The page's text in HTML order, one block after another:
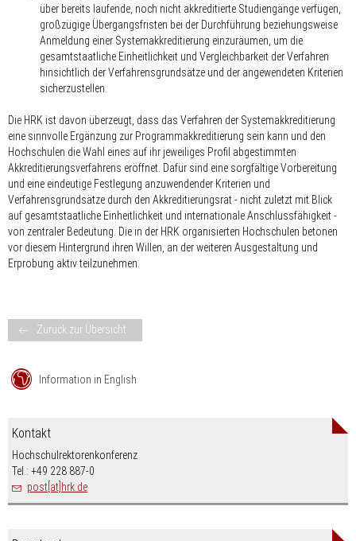
über bereits laufende, noch nicht akkreditierte Studiengänge verfügen,
großzügige Übergangsfristen bei der Durchführung beziehungsweise
Anmeldung einer Systemakkreditierung einzuräumen, um die
gesamtstaatliche Einheitlichkeit und Vergleichbarkeit der Verfahren
hinsichtlich der Verfahrensgrundsätze und der angewendeten Kriterien
sicherzustellen.
Die HRK ist davon überzeugt, dass das Verfahren der Systemakkreditierung
eine sinnvolle Ergänzung zur Programmakkreditierung sein kann und den
Hochschulen die Wahl eines auf ihr jeweiliges Profil abgestimmten
Akkreditierungsverfahrens eröffnet. Dafür sind eine sorgfältige Vorbereitung
und eine eindeutige Festlegung anzuwendender Kriterien und
Verfahrensgrundsätze durch den Akkreditierungsrat - nicht zuletzt mit Blick
auf gesamtstaatliche Einheitlichkeit und internationale Anschlussfähigkeit -
von zentraler Bedeutung. Die in der HRK organisierten Hochschulen betonen
vor diesem Hintergrund ihren Willen, an der weiteren Ausgestaltung und
Erprobung aktiv teilzunehmen.
Zurück zur Übersicht
Information in English
Kontakt
Hochschulrektorenkonferenz
Tel.: +49 228 887-0
post[at]hrk.de